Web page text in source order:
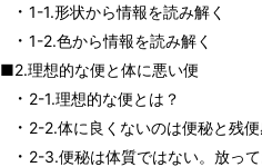
1-1.形状から情報を読み解く
1-2.色から情報を読み解く
■2.理想的な便と体に悪い便
2-1.理想的な便とは？
2-2.体に良くないのは便秘と残
2-3.便秘は体質ではない。放っ